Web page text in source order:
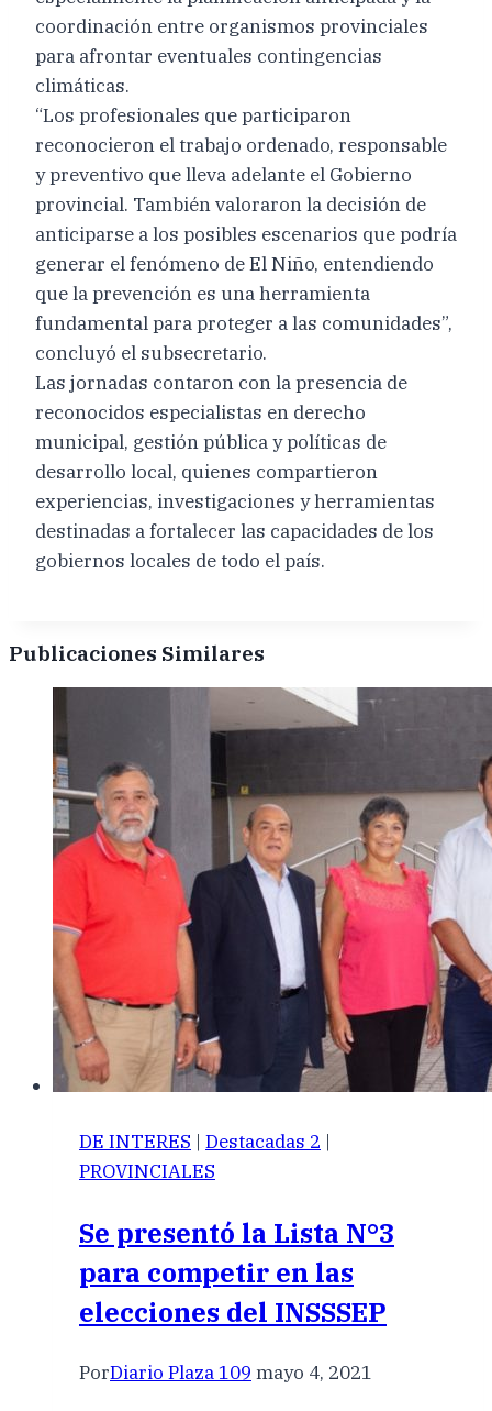
coordinación entre organismos provinciales
para afrontar eventuales contingencias
climáticas.
“Los profesionales que participaron
reconocieron el trabajo ordenado, responsable
y preventivo que lleva adelante el Gobierno
provincial. También valoraron la decisión de
anticiparse a los posibles escenarios que podría
generar el fenómeno de El Niño, entendiendo
que la prevención es una herramienta
fundamental para proteger a las comunidades”,
concluyó el subsecretario.
Las jornadas contaron con la presencia de
reconocidos especialistas en derecho
municipal, gestión pública y políticas de
desarrollo local, quienes compartieron
experiencias, investigaciones y herramientas
destinadas a fortalecer las capacidades de los
gobiernos locales de todo el país.
Publicaciones Similares
DE INTERES | Destacadas 2 |
PROVINCIALES
Se presentó la Lista N°3
para competir en las
elecciones del INSSSEP
PorDiario Plaza 109 mayo 4, 2021